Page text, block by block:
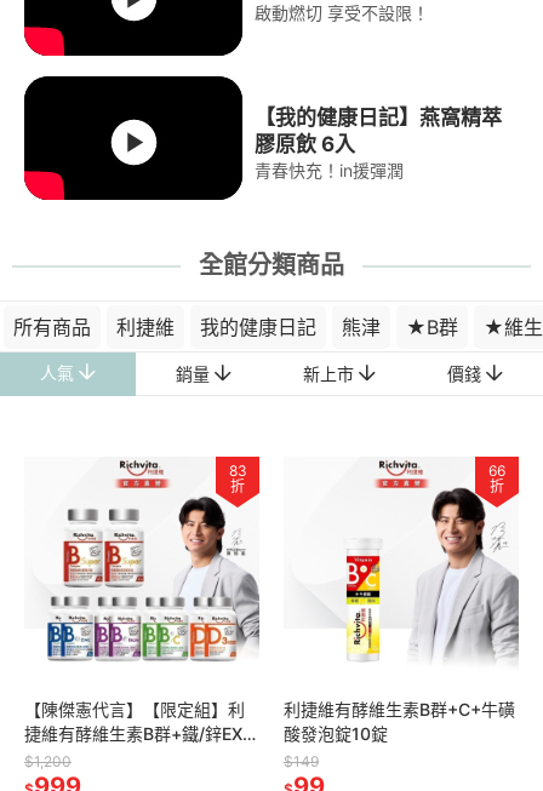
啟動燃切 享受不設限！
【我的健康日記】燕窩精萃
膠原飲 6入
青春快充！in援彈潤
全館分類商品
所有商品 利捷維 我的健康日記 熊津 ★B群 ★維
人氣 銷量 新上市 價錢
83
折
【陳傑憲代言】【限定組】利
捷維有酵維生素B群+鐵/鋅EX
錠/D3/B群+C/超級B群 60錠2
件組
$1,200
66
折
利捷維有酵維生素B群+C+牛磺
酸發泡錠10錠
$149